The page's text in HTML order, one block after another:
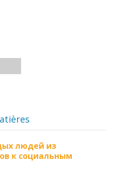
людей из
к социальным